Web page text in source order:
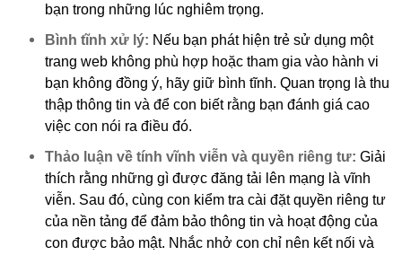
bạn trong những lúc nghiêm trọng.
Bình tĩnh xử lý: Nếu bạn phát hiện trẻ sử dụng một
trang web không phù hợp hoặc tham gia vào hành vi
bạn không đồng ý, hãy giữ bình tĩnh. Quan trọng là thu
thập thông tin và để con biết rằng bạn đánh giá cao
việc con nói ra điều đó.
Thảo luận về tính vĩnh viễn và quyền riêng tư: Giải
thích rằng những gì được đăng tải lên mạng là vĩnh
viễn. Sau đó, cùng con kiểm tra cài đặt quyền riêng tư
của nền tảng để đảm bảo thông tin và hoạt động của
con được bảo mật. Nhắc nhở con chỉ nên kết nối và